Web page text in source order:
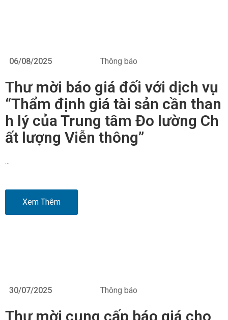
06/08/2025 Thông báo
Thư mời báo giá đối với dịch vụ
“Thẩm định giá tài sản cần than
h lý của Trung tâm Đo lường Ch
ất lượng Viễn thông”
…
Xem Thêm
30/07/2025 Thông báo
Thư mời cung cấp báo giá cho